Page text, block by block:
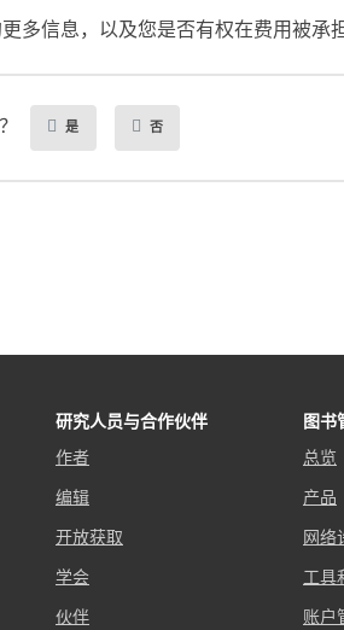
多信息，以及您是否有权在费用被承
是 否
研究人员与合作伙伴
作者
编辑
开放获取
学会
伙伴
图书
总览
产品
网络
工具
账户